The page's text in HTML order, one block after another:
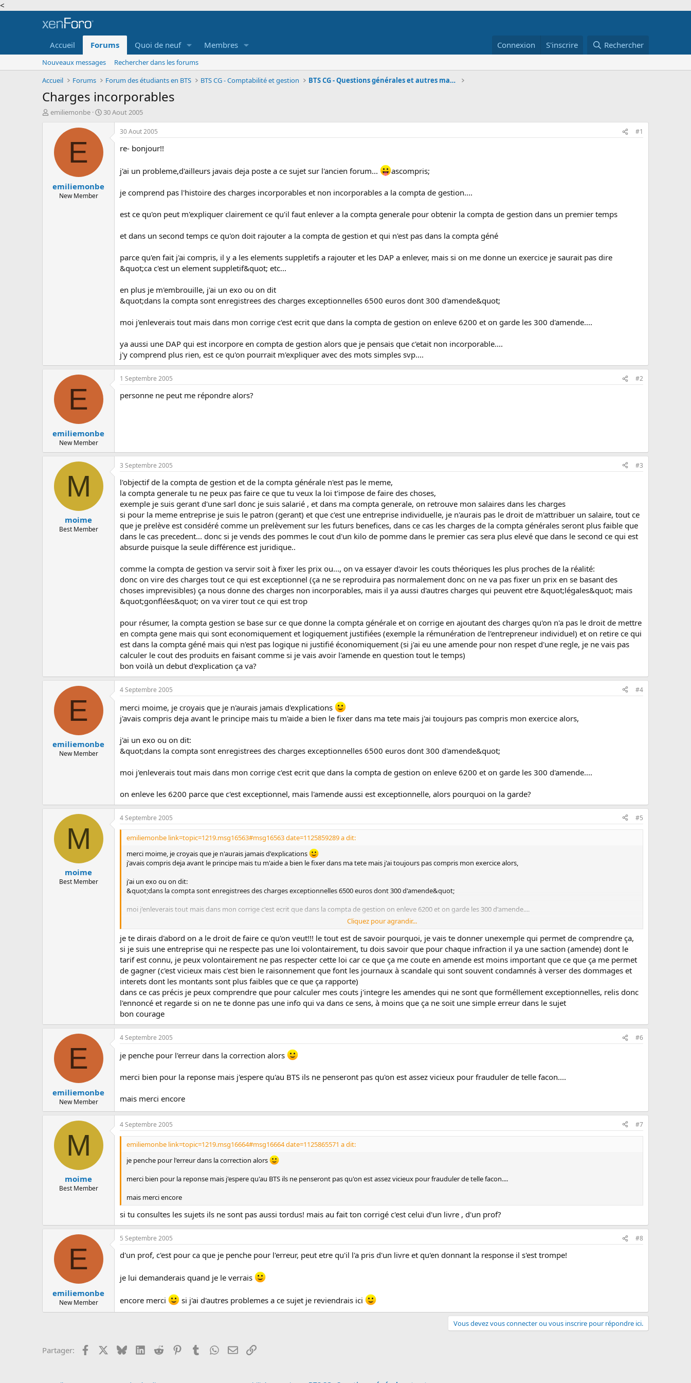
<
Accueil Forums Quoi de neuf Membres Connexion S'inscrire Rechercher
Nouveaux messages
Rechercher dans les forums
Accueil
Forums Forum des étudiants en BTS BTS CG - Comptabilité et gestion BTS CG - Questions générales et autres matières
Charges incorporables
A
emiliemonbe
D
d
e
b
30 Aout 2005
E
emiliemonbe
New Member
30 Aout 2005 #1
re- bonjour!!
j'ai un probleme,d'ailleurs javais deja poste a ce sujet sur l'ancien forum... ascompris;
je comprend pas l'histoire des charges incorporables et non incorporables a la compta de gestion....
est ce qu'on peut m'expliquer clairement ce qu'il faut enlever a la compta generale pour obtenir la compta de gestion dans un premier temps
et dans un second temps ce qu'on doit rajouter a la compta de gestion et qui n'est pas dans la compta géné
parce qu'en fait j'ai compris, il y a les elements suppletifs a rajouter et les DAP a enlever, mais si on me donne un exercice je saurait pas dire
&quot;ca c'est un element suppletif&quot; etc...
en plus je m'embrouille, j'ai un exo ou on dit
&quot;dans la compta sont enregistrees des charges exceptionnelles 6500 euros dont 300 d'amende&quot;
moi j'enleverais tout mais dans mon corrige c'est ecrit que dans la compta de gestion on enleve 6200 et on garde les 300 d'amende....
ya aussi une DAP qui est incorpore en compta de gestion alors que je pensais que c'etait non incorporable....
j'y comprend plus rien, est ce qu'on pourrait m'expliquer avec des mots simples svp....
E
emiliemonbe
New Member
1 Septembre 2005 #2
personne ne peut me répondre alors?
M
moime
Best Member
3 Septembre 2005 #3
l'objectif de la compta de gestion et de la compta générale n'est pas le meme,
la compta generale tu ne peux pas faire ce que tu veux la loi t'impose de faire des choses,
exemple je suis gerant d'une sarl donc je suis salarié , et dans ma compta generale, on retrouve mon salaires dans les charges
si pour la meme entreprise je suis le patron (gerant) et que c'est une entreprise individuelle, je n'aurais pas le droit de m'attribuer un salaire, tout ce
que je prelève est considéré comme un prelèvement sur les futurs benefices, dans ce cas les charges de la compta générales seront plus faible que
dans le cas precedent... donc si je vends des pommes le cout d'un kilo de pomme dans le premier cas sera plus elevé que dans le second ce qui est
absurde puisque la seule différence est juridique..
comme la compta de gestion va servir soit à fixer les prix ou..., on va essayer d'avoir les couts théoriques les plus proches de la réalité:
donc on vire des charges tout ce qui est exceptionnel (ça ne se reproduira pas normalement donc on ne va pas fixer un prix en se basant des
choses imprevisibles) ça nous donne des charges non incorporables, mais il ya aussi d'autres charges qui peuvent etre &quot;légales&quot; mais
&quot;gonflées&quot; on va virer tout ce qui est trop
pour résumer, la compta gestion se base sur ce que donne la compta générale et on corrige en ajoutant des charges qu'on n'a pas le droit de mettre
en compta gene mais qui sont economiquement et logiquement justifiées (exemple la rémunération de l'entrepreneur individuel) et on retire ce qui
est dans la compta géné mais qui n'est pas logique ni justifié économiquement (si j'ai eu une amende pour non respet d'une regle, je ne vais pas
calculer le cout des produits en faisant comme si je vais avoir l'amende en question tout le temps)
bon voilà un debut d'explication ça va?
E
emiliemonbe
New Member
4 Septembre 2005 #4
merci moime, je croyais que je n'aurais jamais d'explications
j'avais compris deja avant le principe mais tu m'aide a bien le fixer dans ma tete mais j'ai toujours pas compris mon exercice alors,
j'ai un exo ou on dit:
&quot;dans la compta sont enregistrees des charges exceptionnelles 6500 euros dont 300 d'amende&quot;
moi j'enleverais tout mais dans mon corrige c'est ecrit que dans la compta de gestion on enleve 6200 et on garde les 300 d'amende....
on enleve les 6200 parce que c'est exceptionnel, mais l'amende aussi est exceptionnelle, alors pourquoi on la garde?
M
moime
Best Member
4 Septembre 2005 #5
emiliemonbe link=topic=1219.msg16563#msg16563 date=1125859289 a dit:
merci moime, je croyais que je n'aurais jamais d'explications
j'avais compris deja avant le principe mais tu m'aide a bien le fixer dans ma tete mais j'ai toujours pas compris mon exercice alors,
j'ai un exo ou on dit:
&quot;dans la compta sont enregistrees des charges exceptionnelles 6500 euros dont 300 d'amende&quot;
moi j'enleverais tout mais dans mon corrige c'est ecrit que dans la compta de gestion on enleve 6200 et on garde les 300 d'amende....
on enleve les 6200 parce que c'est exceptionnel, mais l'amende aussi est exceptionnelle, alors pourquoi on la garde?
Cliquez pour agrandir...
je te dirais d'abord on a le droit de faire ce qu'on veut!!! le tout est de savoir pourquoi, je vais te donner unexemple qui permet de comprendre ça,
si je suis une entreprise qui ne respecte pas une loi volontairement, tu dois savoir que pour chaque infraction il ya une saction (amende) dont le
tarif est connu, je peux volontairement ne pas respecter cette loi car ce que ça me coute en amende est moins important que ce que ça me permet
de gagner (c'est vicieux mais c'est bien le raisonnement que font les journaux à scandale qui sont souvent condamnés à verser des dommages et
interets dont les montants sont plus faibles que ce que ça rapporte)
dans ce cas précis je peux comprendre que pour calculer mes couts j'integre les amendes qui ne sont que forméllement exceptionnelles, relis donc
l'ennoncé et regarde si on ne te donne pas une info qui va dans ce sens, à moins que ça ne soit une simple erreur dans le sujet
bon courage
E
emiliemonbe
New Member
4 Septembre 2005 #6
je penche pour l'erreur dans la correction alors
merci bien pour la reponse mais j'espere qu'au BTS ils ne penseront pas qu'on est assez vicieux pour frauduler de telle facon....
mais merci encore
M
moime
Best Member
4 Septembre 2005 #7
emiliemonbe link=topic=1219.msg16664#msg16664 date=1125865571 a dit:
je penche pour l'erreur dans la correction alors
merci bien pour la reponse mais j'espere qu'au BTS ils ne penseront pas qu'on est assez vicieux pour frauduler de telle facon....
mais merci encore
si tu consultes les sujets ils ne sont pas aussi tordus! mais au fait ton corrigé c'est celui d'un livre , d'un prof?
E
emiliemonbe
New Member
5 Septembre 2005 #8
d'un prof, c'est pour ca que je penche pour l'erreur, peut etre qu'il l'a pris d'un livre et qu'en donnant la response il s'est trompe!
je lui demanderais quand je le verrais
encore merci si j'ai d'autres problemes a ce sujet je reviendrais ici
Vous devez vous connecter ou vous inscrire pour répondre ici.
Partager: Facebook BlueskyLinkedInReddit PinterestTumblrWhatsApp
EmailLien